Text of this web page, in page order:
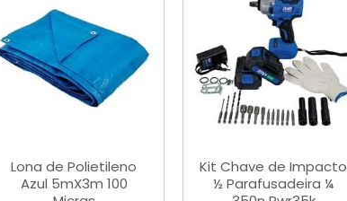
Lona de Polietileno
Azul 5mX3m 100
Kit Chave de Impacto
½ Parafusadeira ¼